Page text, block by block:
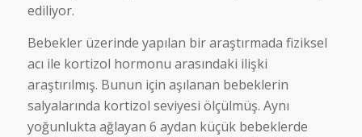
ediliyor.
Bebekler üzerinde yapılan bir araştırmada fiziksel
acı ile kortizol hormonu arasındaki ilişki
araştırılmış. Bunun için aşılanan bebeklerin
salyalarında kortizol seviyesi ölçülmüş. Aynı
yoğunlukta ağlayan 6 aydan küçük bebeklerde